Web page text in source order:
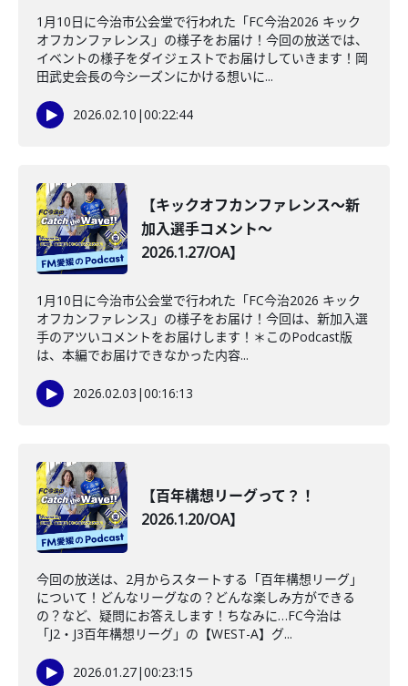
1月10日に今治市公会堂で行われた「FC今治2026 キック
オフカンファレンス」の様子をお届け！今回の放送では、
イベントの様子をダイジェストでお届けしていきます！岡
田武史会長の今シーズンにかける想いに...
2026.02.10 |00:22:44
【キックオフカンファレンス～新
加入選手コメント～
2026.1.27/OA】
1月10日に今治市公会堂で行われた「FC今治2026 キック
オフカンファレンス」の様子をお届け！今回は、新加入選
手のアツいコメントをお届けします！＊このPodcast版
は、本編でお届けできなかった内容...
2026.02.03 |00:16:13
【百年構想リーグって？！
2026.1.20/OA】
今回の放送は、2月からスタートする「百年構想リーグ」
について！どんなリーグなの？どんな楽しみ方ができる
の？など、疑問にお答えします！ちなみに…FC今治は
「J2・J3百年構想リーグ」の【WEST-A】グ...
2026.01.27|00:23:15